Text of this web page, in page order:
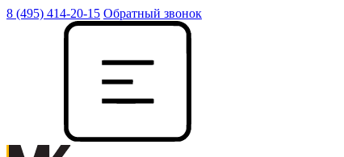
8 (495) 414-20-15 Обратный звонок